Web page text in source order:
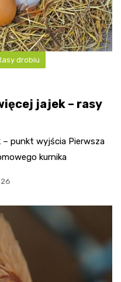
drobiu
jajek – rasy
– punkt wyjścia Pierwsza
kurnika